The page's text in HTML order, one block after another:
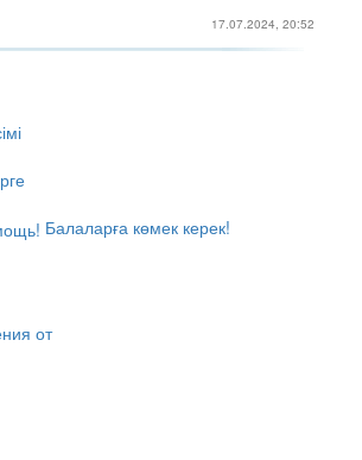
17.07.2024, 20:52
Балаларға көмек керек!
от